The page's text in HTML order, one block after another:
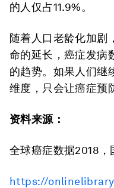
的人仅占11.9%。
随着人口老龄化加剧
命的延长，癌症发病
的趋势。如果人们继
维度，只会让癌症预
资料来源：
全球癌症数据2018
https://